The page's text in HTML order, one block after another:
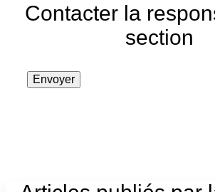
Contacter la
section
Envoyer